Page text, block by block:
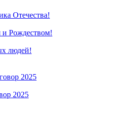
Отечества!
Рождеством!
людей!
2025